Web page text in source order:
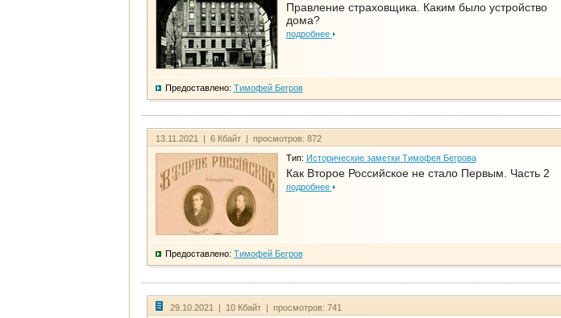
Правление страховщика. Каким было устройство
дома?
подробнее
Предоставлено: Тимофей Бегров
13.11.2021 | 6 Кбайт | просмотров: 872
Тип: Исторические заметки Тимофея Бегрова
Как Второе Российское не стало Первым. Часть 2
подробнее
Предоставлено: Тимофей Бегров
29.10.2021 | 10 Кбайт | просмотров: 741